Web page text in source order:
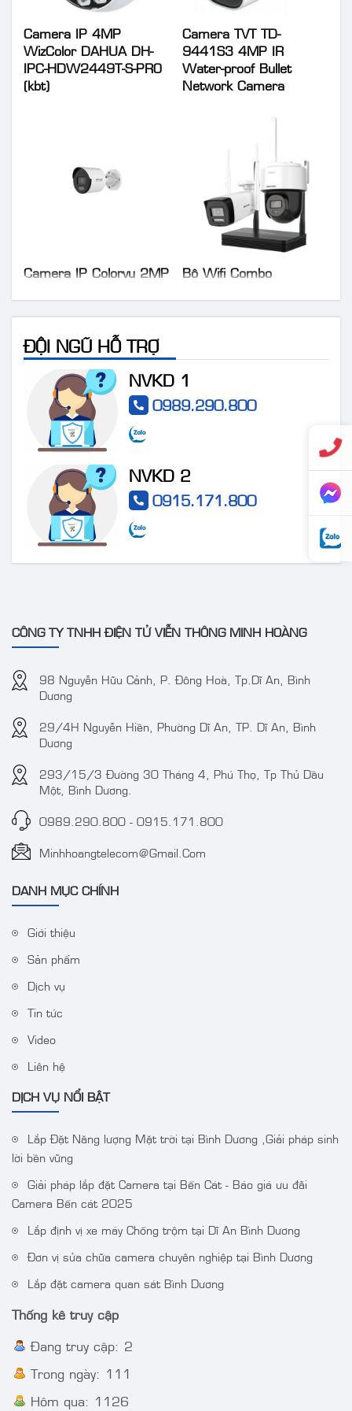
Camera IP 4MP
WizColor DAHUA DH-
IPC-HDW2449T-S-PRO
(kbt)
Camera TVT TD-
9441S3 4MP IR
Water-proof Bullet
Network Camera
Camera IP Colorvu 2MP
HIKVISION DS-
2CD1027G0-LUF
Bộ Wifi Combo
HIKVISION DS-
J142I/NKS424W03H
Camera IP AcuSense
thân trụ thế hệ 2 4MP
VT-2CD3BG-DC
Camera DS-
2CE72DF3T-FS 2 MP
Camera IP 4MP
WizColor DAHUA DH-
(kbt)
Camera TVT TD-
Network Camera
Camera IP Colorvu 2MP
HIKVISION DS-
Camera IP AcuSense
thân trụ thế hệ 2 4MP
VT-2CD3BG-DC
Camera DS-
ColorVu Audio Fixed
Turret Camera
ĐỘI NGŨ HỖ TRỢ
NVKD 1
0989.290.800
NVKD 2
0915.171.800
CÔNG TY TNHH ĐIỆN TỬ VIỄN THÔNG MINH HOÀNG
98 Nguyễn Hữu Cảnh, P. Đông Hoà, Tp.Dĩ An, Bình
Dương
29/4H Nguyễn Hiền, Phường Dĩ An, TP. Dĩ An, Bình
Dương
293/15/3 Đường 30 Tháng 4, Phú Thọ, Tp Thủ Dầu
Một, Bình Dương.
0989.290.800 - 0915.171.800
Minhhoangtelecom@gmail.com
DANH MỤC CHÍNH
Giới thiệu
Sản phẩm
Dịch vụ
Tin tức
Video
Liên hệ
DỊCH VỤ NỔI BẬT
Lắp Đặt Năng lượng Mặt trời tại Bình Dương ,Giải pháp sinh
lời bền vững
Giải pháp lắp đặt Camera tại Bến Cát - Báo giá ưu đãi
Camera Bến cát 2025
Lắp định vị xe máy Chống trộm tại Dĩ An Bình Dương
Đơn vị sửa chữa camera chuyên nghiệp tại Bình Dương
Lắp đặt camera quan sát Bình Dương
Thống kê truy cập
Đang truy cập: 2
Trong ngày: 111
Hôm qua: 1126